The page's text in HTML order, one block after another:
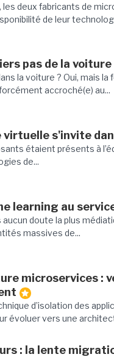
les deux fabricants de
de leur
pas de la
la voiture ? Oui, mais
accroché(e) au...
virtuelle s'invite
étaient présents à
de...
learning au
doute la plus
massives de...
microservices :
d’isolation des
évoluer vers une
: la lente